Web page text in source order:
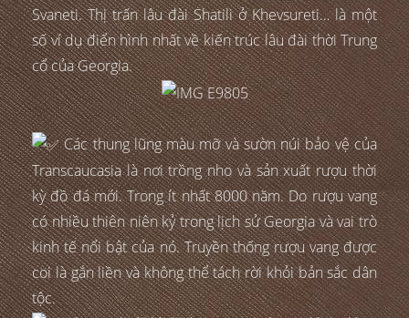
Svaneti. Thị trấn lâu đài Shatili ở Khevsureti… là một
số ví dụ điển hình nhất về kiến trúc lâu đài thời Trung
cổ của Georgia.
Các thung lũng màu mỡ và sườn núi bảo vệ của
Transcaucasia là nơi trồng nho và sản xuất rượu thời
kỳ đồ đá mới. Trong ít nhất 8000 năm. Do rượu vang
có nhiều thiên niên kỷ trong lịch sử Georgia và vai trò
kinh tế nổi bật của nó. Truyền thống rượu vang được
coi là gắn liền và không thể tách rời khỏi bản sắc dân
tộc.